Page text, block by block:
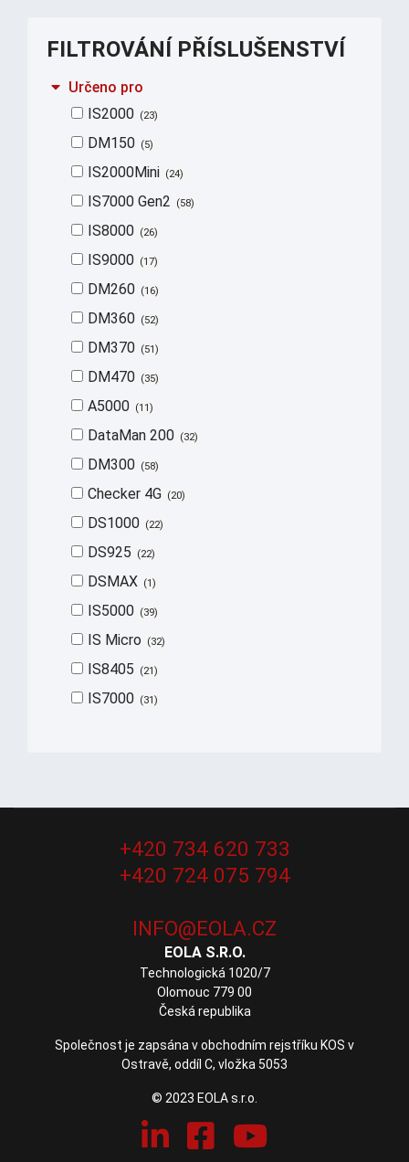
FILTROVÁNÍ PŘÍSLUŠENSTVÍ
Určeno pro
IS2000
23
DM150 5
IS2000Mini 24
IS7000 Gen2 58
IS8000 26
IS9000 17
DM260 16
DM360 52
DM370 51
DM470 35
A5000 11
DataMan 200 32
DM300 58
Checker 4G 20
DS1000 22
DS925 22
DSMAX 1
IS5000 39
IS Micro 32
IS8405 21
IS7000 31
+420 734 620 733
+420 724 075 794
EOLA S.R.O.
Technologická 1020/7
Olomouc 779 00
Česká republika
Společnost je zapsána v obchodním rejstříku KOS v
Ostravě, oddíl C, vložka 5053
© 2023 EOLA s.r.o.